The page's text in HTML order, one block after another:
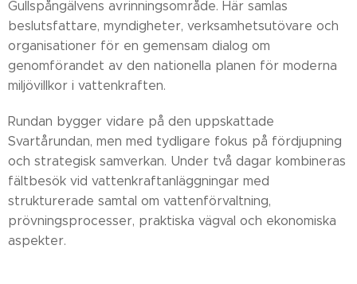
Gullspångälvens avrinningsområde. Här samlas
beslutsfattare, myndigheter, verksamhetsutövare och
organisationer för en gemensam dialog om
genomförandet av den nationella planen för moderna
miljövillkor i vattenkraften.
Rundan bygger vidare på den uppskattade
Svartårundan, men med tydligare fokus på fördjupning
och strategisk samverkan. Under två dagar kombineras
fältbesök vid vattenkraftanläggningar med
strukturerade samtal om vattenförvaltning,
prövningsprocesser, praktiska vägval och ekonomiska
aspekter.